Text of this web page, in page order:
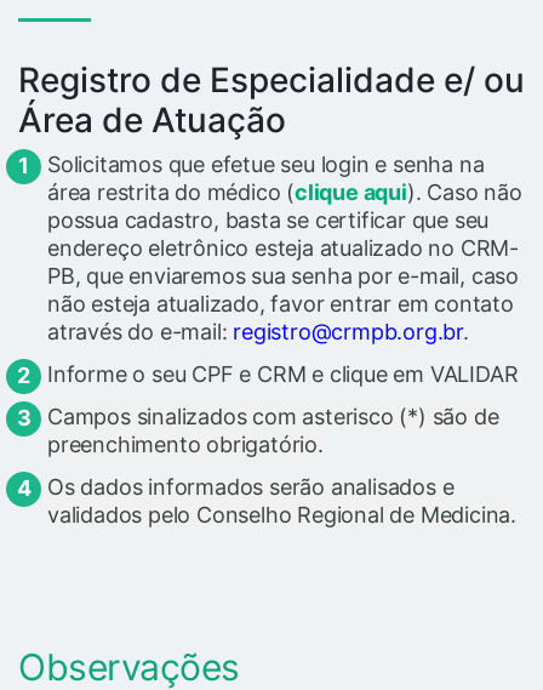
Registro de Especialidade e/ ou
Área de Atuação
Solicitamos que efetue seu login e senha na
área restrita do médico (clique aqui). Caso não
possua cadastro, basta se certificar que seu
endereço eletrônico esteja atualizado no CRM-
PB, que enviaremos sua senha por e-mail, caso
não esteja atualizado, favor entrar em contato
através do e-mail: registro@crmpb.org.br.
Informe o seu CPF e CRM e clique em VALIDAR
Campos sinalizados com asterisco (*) são de
preenchimento obrigatório.
Os dados informados serão analisados e
validados pelo Conselho Regional de Medicina.
Observações